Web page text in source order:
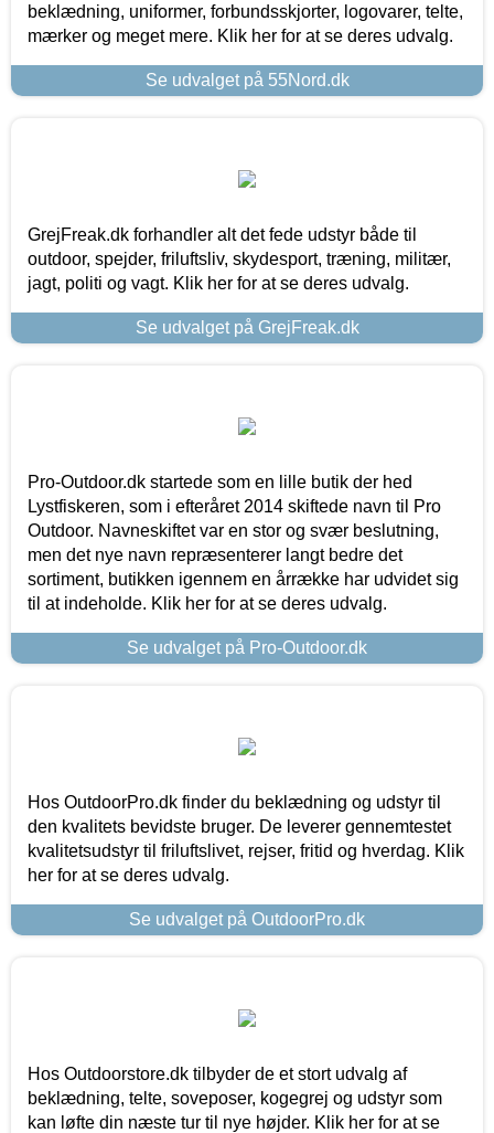
beklædning, uniformer, forbundsskjorter, logovarer, telte,
mærker og meget mere. Klik her for at se deres udvalg.
Se udvalget på 55Nord.dk
GrejFreak.dk forhandler alt det fede udstyr både til
outdoor, spejder, friluftsliv, skydesport, træning, militær,
jagt, politi og vagt. Klik her for at se deres udvalg.
Se udvalget på GrejFreak.dk
Pro-Outdoor.dk startede som en lille butik der hed
Lystfiskeren, som i efteråret 2014 skiftede navn til Pro
Outdoor. Navneskiftet var en stor og svær beslutning,
men det nye navn repræsenterer langt bedre det
sortiment, butikken igennem en årrække har udvidet sig
til at indeholde. Klik her for at se deres udvalg.
Se udvalget på Pro-Outdoor.dk
Hos OutdoorPro.dk finder du beklædning og udstyr til
den kvalitets bevidste bruger. De leverer gennemtestet
kvalitetsudstyr til friluftslivet, rejser, fritid og hverdag. Klik
her for at se deres udvalg.
Se udvalget på OutdoorPro.dk
Hos Outdoorstore.dk tilbyder de et stort udvalg af
beklædning, telte, soveposer, kogegrej og udstyr som
kan løfte din næste tur til nye højder. Klik her for at se